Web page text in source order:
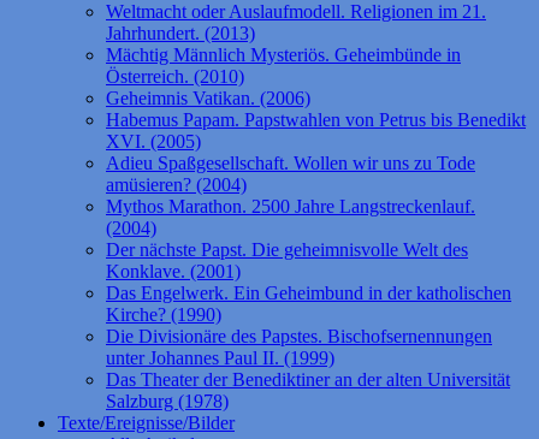
Weltmacht oder Auslaufmodell. Religionen im 21.
Jahrhundert. (2013)
Mächtig Männlich Mysteriös. Geheimbünde in
Österreich. (2010)
Geheimnis Vatikan. (2006)
Habemus Papam. Papstwahlen von Petrus bis Benedikt
XVI. (2005)
Adieu Spaßgesellschaft. Wollen wir uns zu Tode
amüsieren? (2004)
Mythos Marathon. 2500 Jahre Langstreckenlauf.
(2004)
Der nächste Papst. Die geheimnisvolle Welt des
Konklave. (2001)
Das Engelwerk. Ein Geheimbund in der katholischen
Kirche? (1990)
Die Divisionäre des Papstes. Bischofsernennungen
unter Johannes Paul II. (1999)
Das Theater der Benediktiner an der alten Universität
Salzburg (1978)
Texte/Ereignisse/Bilder